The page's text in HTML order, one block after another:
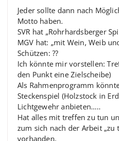
Jeder sollte dann nach
Motto haben.
SVR hat „Rohrhardsberger
MGV hat: „mit Wein, Weib
Schützen: ??
Ich könnte mir vorstellen:
den Punkt eine Zielscheibe)
Als Rahmenprogramm
Steckenspiel (Holzstock in
Lichtgewehr anbieten…..
Hat alles mit treffen zu tun
zum sich nach der Arbeit „zu
vorhanden.